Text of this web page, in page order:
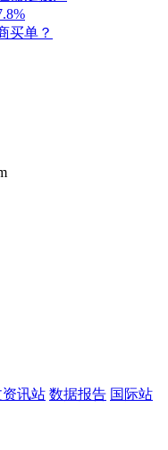
买单？
讯站 数据报告 国际站